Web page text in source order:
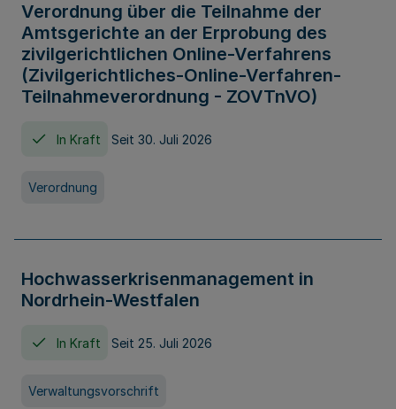
Verordnung über die Teilnahme der
Amtsgerichte an der Erprobung des
zivilgerichtlichen Online-Verfahrens
(Zivilgerichtliches-Online-Verfahren-
Teilnahmeverordnung - ZOVTnVO)
In Kraft Seit 30. Juli 2026
Verordnung
Hochwasserkrisenmanagement in
Nordrhein-Westfalen
In Kraft Seit 25. Juli 2026
Verwaltungsvorschrift